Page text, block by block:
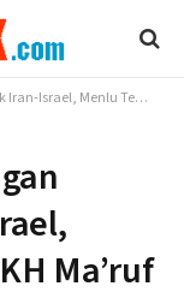
Wapres KH Ma’ruf Amin
Ma’ruf